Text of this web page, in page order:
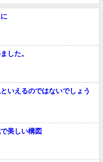
した。
いえるのではないでしょう
美しい構図